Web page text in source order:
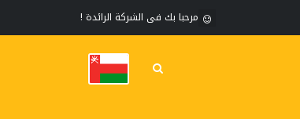
مرحبا بك فى الشركة الرائدة !